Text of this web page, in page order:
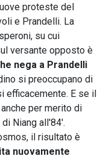
proteste del
e Prandelli. La
su cui
versante opposto è
nega a Prandelli
si preoccupano di
efficacemente. E se il
per merito di
Niang all'84'.
il risultato è
nuovamente